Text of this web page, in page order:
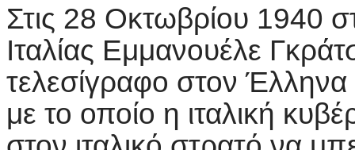
Στις 28 Οκτωβρίου 1940
Ιταλίας Εμμανουέλε
τελεσίγραφο στον
με το οποίο η ιταλική